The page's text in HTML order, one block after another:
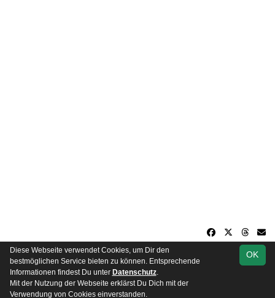
soccero.de
© 2006 - 2026
Besucherstatistik Impressum Datenschutz
OK
Diese Webseite verwendet Cookies, um Dir den
bestmöglichen Service bieten zu können. Entsprechende
Informationen findest Du unter Datenschutz.
Mit der Nutzung der Webseite erklärst Du Dich mit der
Verwendung von Cookies einverstanden.